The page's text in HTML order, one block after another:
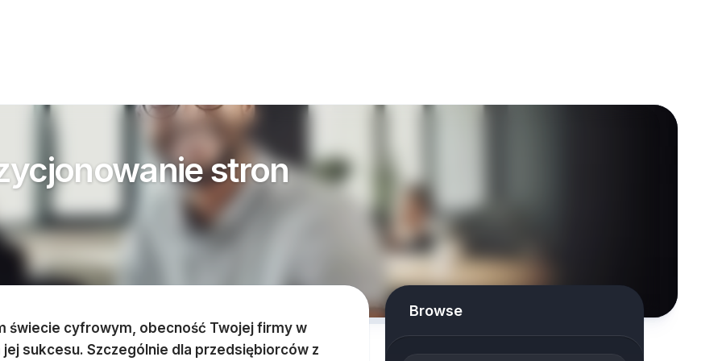
stron
świecie cyfrowym, obecność Twojej firmy w
sukcesu. Szczególnie dla przedsiębiorców z
Browse